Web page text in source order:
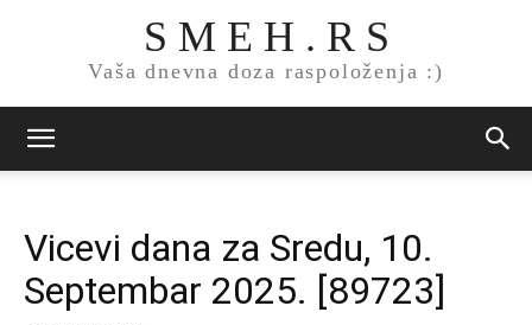
S M E H . R S
Vaša dnevna doza raspoloženja :)
Vicevi dana za Sredu, 10.
Septembar 2025. [89723]